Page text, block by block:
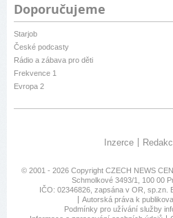
Doporučujeme
Starjob
České podcasty
Rádio a zábava pro děti
Frekvence 1
Evropa 2
Inzerce
© 2001 - 2026 Copyright CZECH NEWS
Schmolkové 3493/1, 100 00
IČO: 02346826, zapsána v OR, sp.zn.
Autorská práva k
Podmínky pro užívání služby